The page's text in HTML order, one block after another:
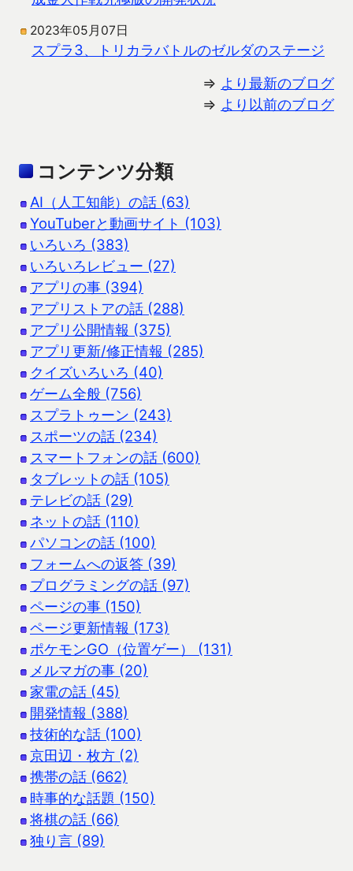
2023年05月07日
スプラ3、トリカラバトルのゼルダのステージ
⇒ より最新のブログ
⇒ より以前のブログ
コンテンツ分類
AI（人工知能）の話 (63)
YouTuberと動画サイト (103)
いろいろ (383)
いろいろレビュー (27)
アプリの事 (394)
アプリストアの話 (288)
アプリ公開情報 (375)
アプリ更新/修正情報 (285)
クイズいろいろ (40)
ゲーム全般 (756)
スプラトゥーン (243)
スポーツの話 (234)
スマートフォンの話 (600)
タブレットの話 (105)
テレビの話 (29)
ネットの話 (110)
パソコンの話 (100)
フォームへの返答 (39)
プログラミングの話 (97)
ページの事 (150)
ページ更新情報 (173)
ポケモンGO（位置ゲー） (131)
メルマガの事 (20)
家電の話 (45)
開発情報 (388)
技術的な話 (100)
京田辺・枚方 (2)
携帯の話 (662)
時事的な話題 (150)
将棋の話 (66)
独り言 (89)